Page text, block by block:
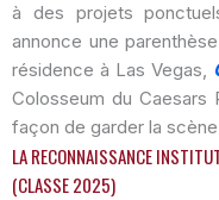
à des projets
annonce une
résidence à Las Vegas,
Colosseum du
façon de garder la
LA RECONNAISSANCE
(CLASSE 2025)